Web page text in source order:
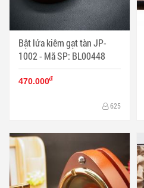
Bật lửa kiêm gạt tàn JP-
1002 - Mã SP: BL00448
470.000đ
625